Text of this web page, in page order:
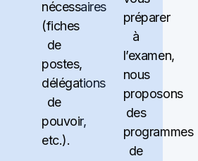
nécessaires
(fiches
de
postes,
délégations
de
pouvoir,
etc.).
préparer
à
l’examen,
nous
proposons
des
programmes
de